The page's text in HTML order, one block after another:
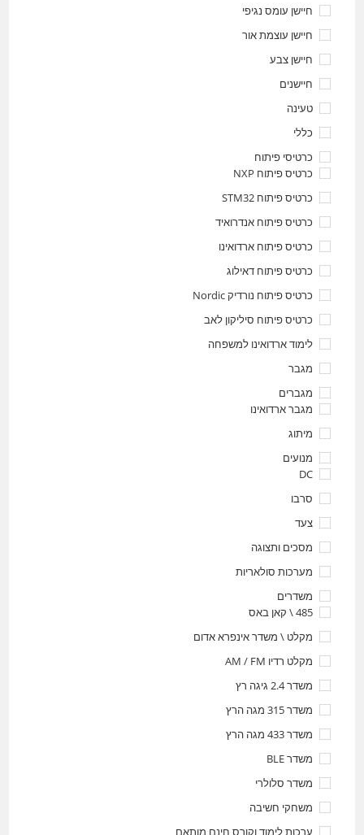
חיישן עומס נגיפי
חיישן עוצמת אור
חיישן צבע
חיישנים
טעינה
כללי
כרטיסי פיתוח
כרטיס פיתוח NXP
כרטיס פיתוח STM32
כרטיס פיתוח אנדרואיד
כרטיס פיתוח ארדואינו
כרטיס פיתוח דאילוג
כרטיס פיתוח נורדיק Nordic
כרטיס פיתוח סיליקון לאב
לימוד ארדואינו למשפחה
מגבר
מגברים
מגבר ארדואינו
מיתוג
מנועים
DC
סרבו
צעד
מסכים ותצוגה
מערכות סולאריות
משדרים
485 \ קאן באס
מקלט \ משדר אינפרא אדום
מקלט רדיו AM / FM
משדר 2.4 גיגה רץ
משדר 315 מגה הרץ
משדר 433 מגה הרץ
משדר BLE
משדר סלולרי
משחקי חשיבה
ערכות לימוד וקורס חינם מותאם